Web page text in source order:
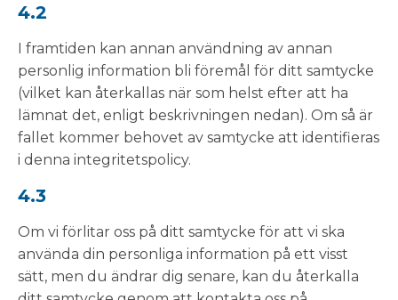
4.2
I framtiden kan annan användning av annan
personlig information bli föremål för ditt samtycke
(vilket kan återkallas när som helst efter att ha
lämnat det, enligt beskrivningen nedan). Om så är
fallet kommer behovet av samtycke att identifieras
i denna integritetspolicy.
4.3
Om vi förlitar oss på ditt samtycke för att vi ska
använda din personliga information på ett visst
sätt, men du ändrar dig senare, kan du återkalla